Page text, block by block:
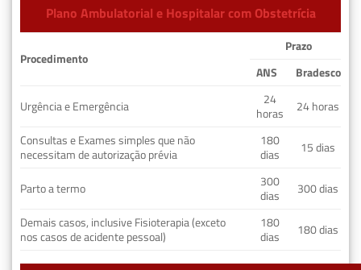
Plano Ambulatorial e Hospitalar com Obstetrícia
Procedimento
Prazo
ANS
Bradesco
Urgência e Emergência
24
horas
24 horas
Consultas e Exames simples que não
necessitam de autorização prévia
180
dias
15 dias
Parto a termo
300
dias
300 dias
Demais casos, inclusive Fisioterapia (exceto
nos casos de acidente pessoal)
180
dias
180 dias